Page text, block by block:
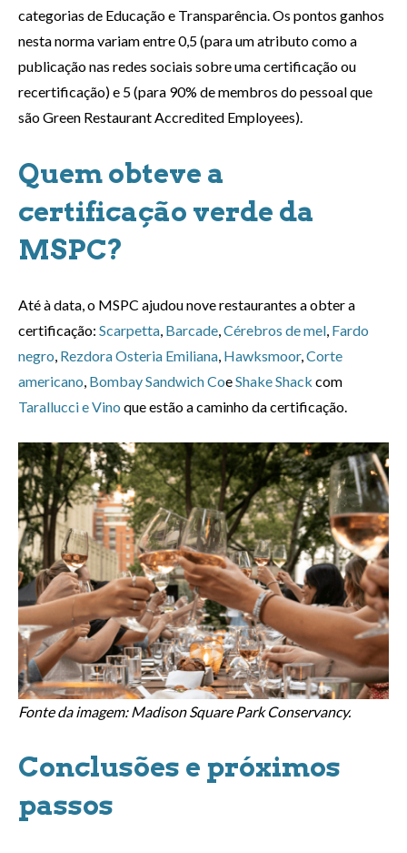
categorias de Educação e Transparência. Os pontos ganhos
nesta norma variam entre 0,5 (para um atributo como a
publicação nas redes sociais sobre uma certificação ou
recertificação) e 5 (para 90% de membros do pessoal que
são Green Restaurant Accredited Employees).
Quem obteve a
certificação verde da
MSPC?
Até à data, o MSPC ajudou nove restaurantes a obter a
certificação: Scarpetta Barcade Cérebros de mel Fardo
negro Rezdora Osteria Emiliana Hawksmoor, Corte
americano Bombay Sandwich CoeShake Shack com
Tarallucci e Vino que estão a caminho da certificação.
Fonte da imagem: Madison Square Park Conservancy.
Conclusões e próximos
passos